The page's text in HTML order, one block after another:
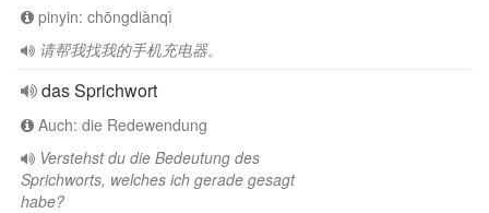
pinyin: chōngdiànqì
请帮我找我的手机充电器。
das Sprichwort
Auch: die Redewendung
Verstehst du die Bedeutung des
Sprichworts, welches ich gerade gesagt
habe?